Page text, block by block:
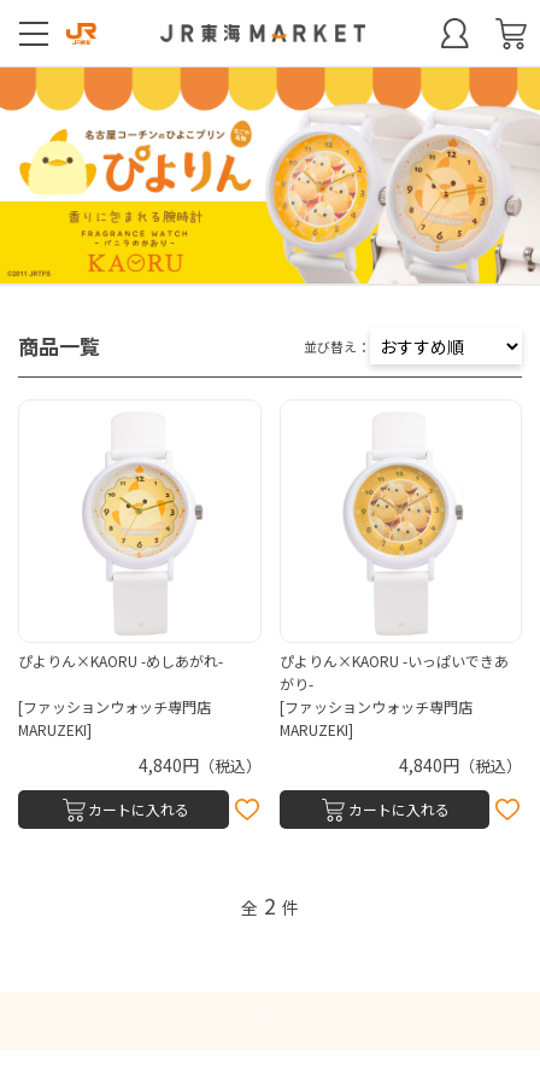
商品一覧 並び替え：
ぴよりん×KAORU -めしあがれ-
[ファッションウォッチ専門店
MARUZEKI]
4,840円（税込）
カートに入れる
ぴよりん×KAORU -いっぱいできあ
がり-
[ファッションウォッチ専門店
MARUZEKI]
4,840円 （税込）
カートに入れる
全 2 件